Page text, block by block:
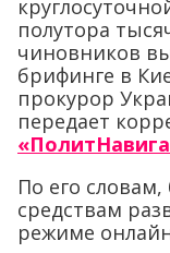
полутора
чиновников
брифинге в
прокурор
передает
По его
средствам
режиме